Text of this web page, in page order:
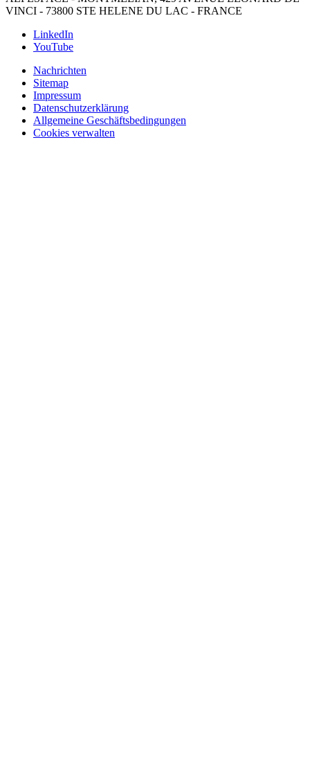
VINCI - 73800 STE HELENE DU LAC - FRANCE
LinkedIn
YouTube
Nachrichten
Sitemap
Impressum
Datenschutzerklärung
Allgemeine Geschäftsbedingungen
Cookies verwalten